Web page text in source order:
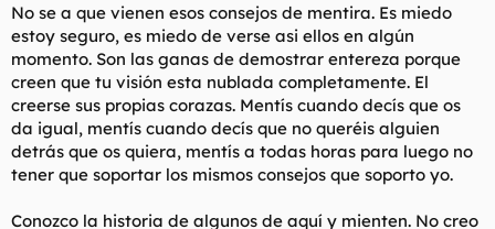
No se a que vienen esos consejos de mentira. Es miedo
estoy seguro, es miedo de verse asi ellos en algún
momento. Son las ganas de demostrar entereza porque
creen que tu visión esta nublada completamente. El
creerse sus propias corazas. Mentís cuando decís que os
da igual, mentís cuando decís que no queréis alguien
detrás que os quiera, mentís a todas horas para luego no
tener que soportar los mismos consejos que soporto yo.
Conozco la historia de algunos de aquí y mienten. No creo